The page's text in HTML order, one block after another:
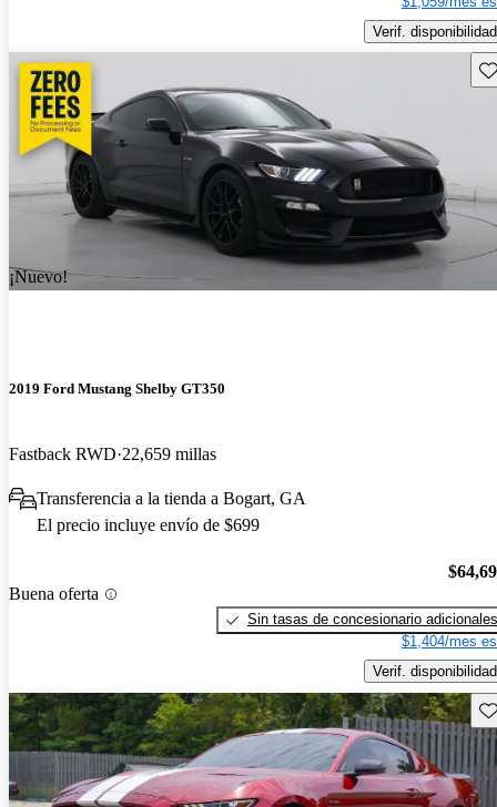
Verif. disponibilidad
¡Nuevo!
2019 Ford Mustang Shelby GT350
Fastback RWD 22,659 millas
Transferencia a la tienda a Bogart, GA
El precio incluye envío de $699
Buena oferta
Sin tasas de concesionario adicionales
$1,404/mes
Verif. disponibilidad